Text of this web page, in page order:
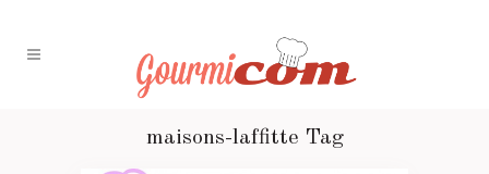
maisons-laffitte Tag